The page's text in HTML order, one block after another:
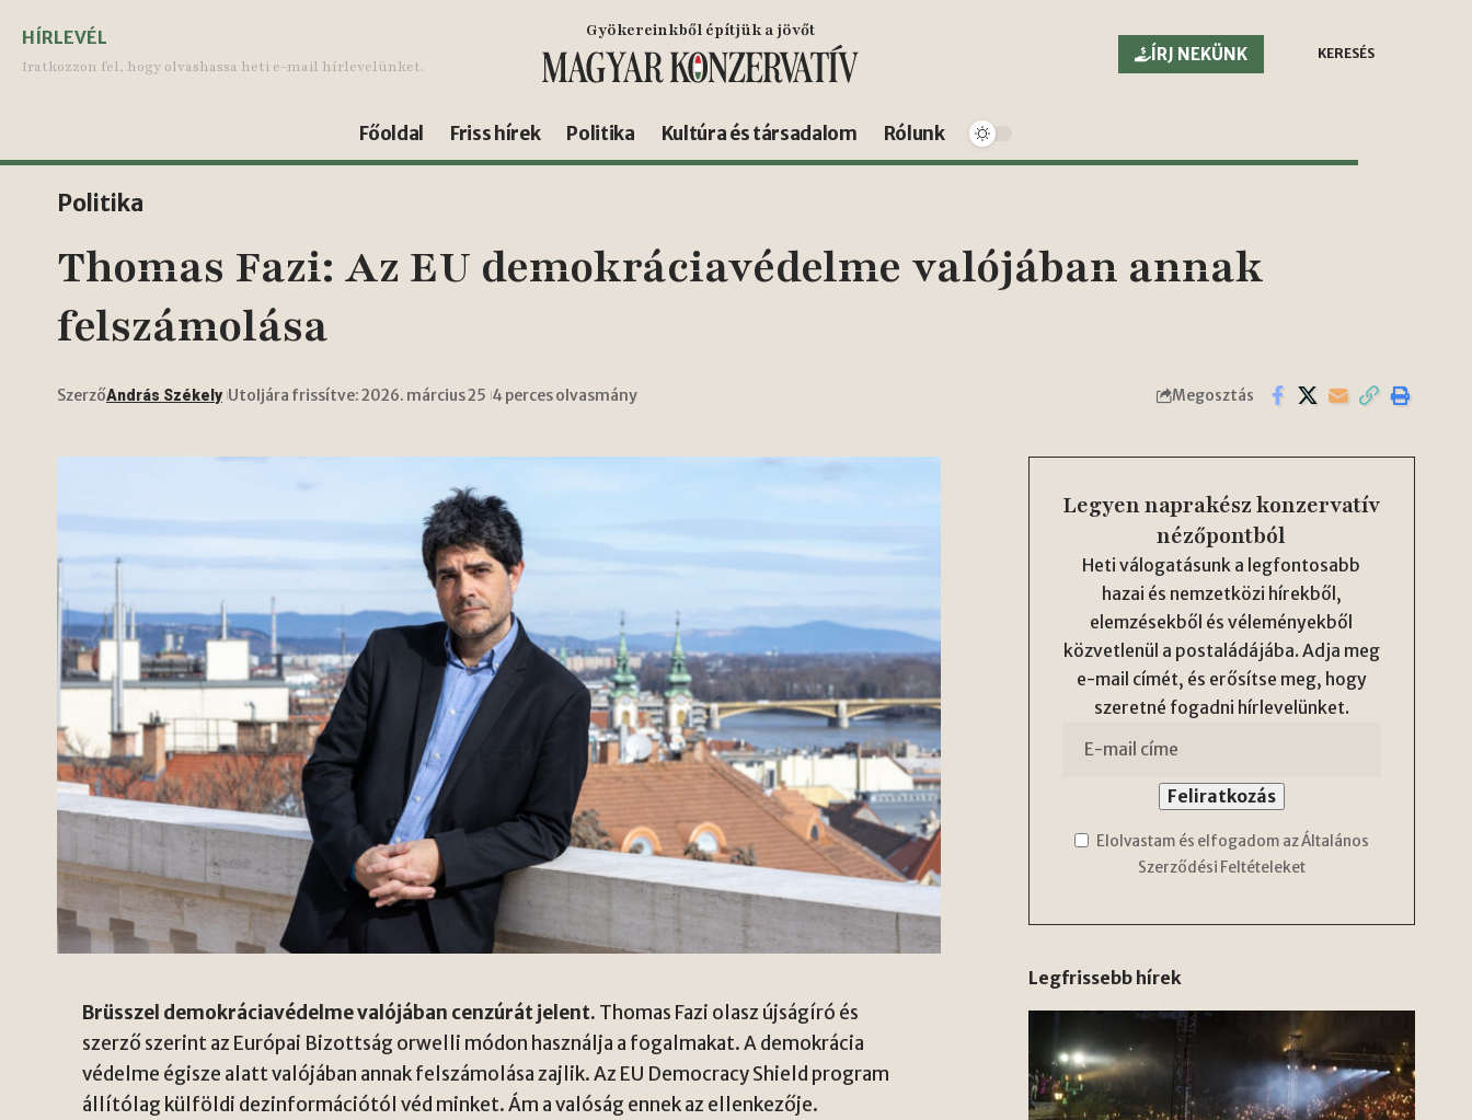
HÍRLEVÉL
Iratkozzon fel, hogy olvashassa heti e-mail hírlevelünket.
Gyökereinkből építjük a jövőt
ÍRJ NEKÜNK
KERESÉS
Főoldal Friss hírek Politika Kultúra és társadalom Rólunk
Politika
Thomas Fazi: Az EU demokráciavédelme valójában annak
felszámolása
SzerzőAndrás Székely Utoljára frissítve: 2026. március 25 4 perces olvasmány Megosztás
Brüsszel demokráciavédelme valójában cenzúrát jelent. Thomas Fazi olasz újságíró és
szerző szerint az Európai Bizottság orwelli módon használja a fogalmakat. A demokrácia
védelme égisze alatt valójában annak felszámolása zajlik. Az EU Democracy Shield program
állítólag külföldi dezinformációtól véd minket. Ám a valóság ennek az ellenkezője.
Legyen naprakész konzervatív
nézőpontból
Heti válogatásunk a legfontosabb
hazai és nemzetközi hírekből,
elemzésekből és véleményekből
közvetlenül a postaládájába. Adja meg
e-mail címét, és erősítse meg, hogy
szeretné fogadni hírlevelünket.
Elolvastam és elfogadom az Általános
Szerződési Feltételeket
Legfrissebb hírek